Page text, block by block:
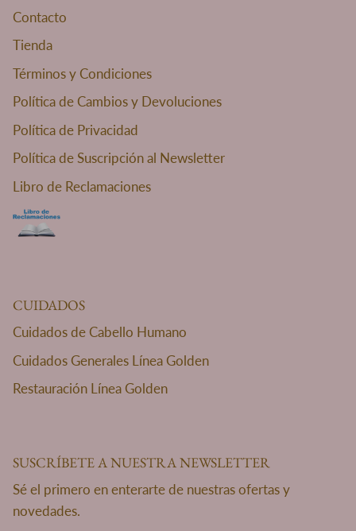
Contacto
Tienda
Términos y Condiciones
Política de Cambios y Devoluciones
Política de Privacidad
Política de Suscripción al Newsletter
Libro de Reclamaciones
CUIDADOS
Cuidados de Cabello Humano
Cuidados Generales Línea Golden
Restauración Línea Golden
SUSCRÍBETE A NUESTRA NEWSLETTER
Sé el primero en enterarte de nuestras ofertas y
novedades.